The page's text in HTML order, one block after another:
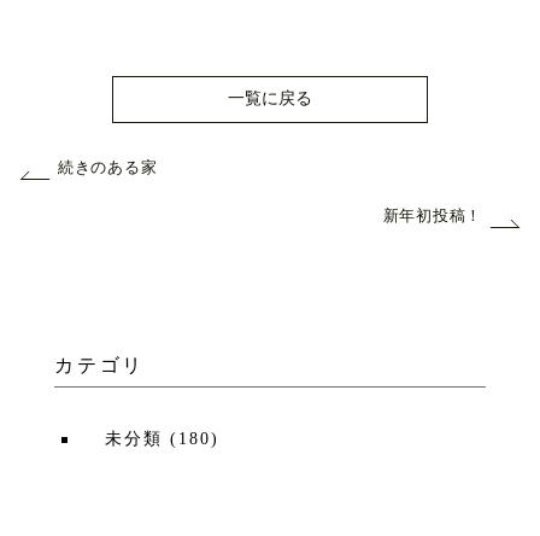
一覧に戻る
続きのある家
新年初投稿！
カテゴリ
未分類 ( 180)